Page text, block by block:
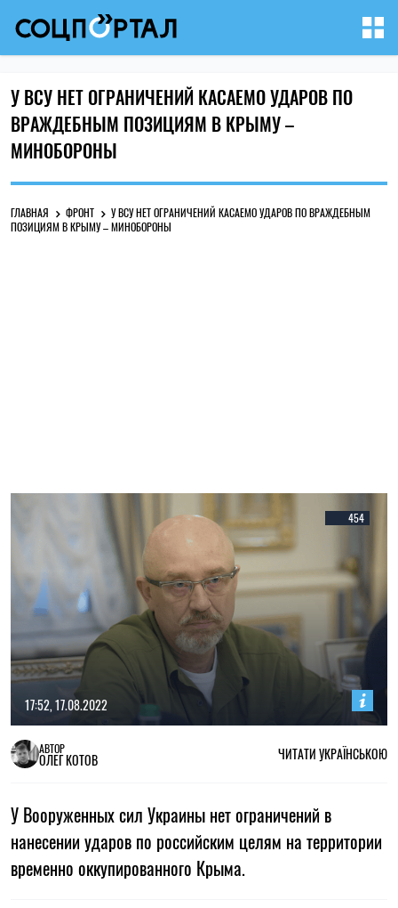
У ВСУ НЕТ ОГРАНИЧЕНИЙ КАСАЕМО УДАРОВ ПО
ВРАЖДЕБНЫМ ПОЗИЦИЯМ В КРЫМУ –
МИНОБОРОНЫ
ГЛАВНАЯ ФРОНТ
У ВСУ НЕТ ОГРАНИЧЕНИЙ КАСАЕМО УДАРОВ ПО ВРАЖДЕБНЫМ
ПОЗИЦИЯМ В КРЫМУ – МИНОБОРОНЫ
454
17:52, 17.08.2022
АВТОР
ОЛЕГ КОТОВ ЧИТАТИ УКРАЇНСЬКОЮ
У Вооруженных сил Украины нет ограничений в
нанесении ударов по российским целям на территории
временно оккупированного Крыма.